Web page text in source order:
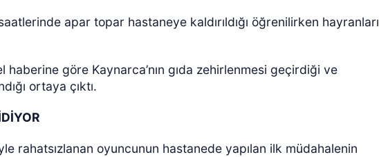
apar topar hastaneye kaldırıldığı öğrenilirken hayranları
haberine göre Kaynarca’nın gıda zehirlenmesi geçirdiği ve
ortaya çıktı.
rahatsızlanan oyuncunun hastanede yapılan ilk müdahalenin